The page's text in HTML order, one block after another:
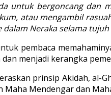
untuk bergoncang
atau mengambil
dalam Neraka selama
pembaca
menjadi kerangka
prinsip Akidah, al-
Maha Mendengar dan